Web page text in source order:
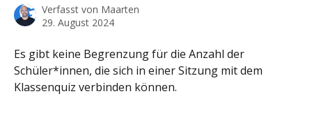
Verfasst von Maarten
29. August 2024
Es gibt keine Begrenzung für die Anzahl der
Schüler*innen, die sich in einer Sitzung mit dem
Klassenquiz verbinden können.